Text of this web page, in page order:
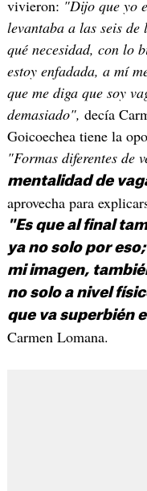
vivieron: "Dijo que yo
levantaba a las seis
qué necesidad, con lo
estoy enfadada, a mí
que me diga que soy
demasiado", decía
Goicoechea tiene la
"Formas diferentes de
mentalidad de
aprovecha para
"Es que al final
ya no solo por
mi imagen,
no solo a nivel
que va superbién
Carmen Lomana.